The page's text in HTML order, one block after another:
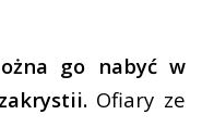
go nabyć w
Ofiary ze